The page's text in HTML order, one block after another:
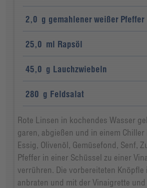
2,0 g gemahlener weißer Pfeffer
25,0 ml Rapsöl
45,0 g Lauchzwiebeln
280 g Feldsalat
Rote Linsen in kochendes Wasser
garen, abgießen und in einem
Essig, Olivenöl, Gemüsefond, Senf,
Pfeffer in einer Schüssel zu einer
verrühren. Die vorbereiteten Knöpfle
anbraten und mit der Vinaigrette